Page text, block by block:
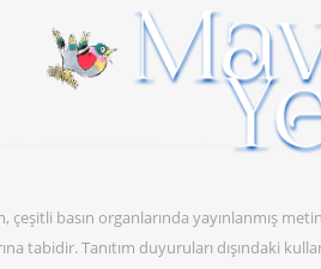
çeşitli basın organlarında yayınlanmış
tabidir. Tanıtım duyuruları dışındaki